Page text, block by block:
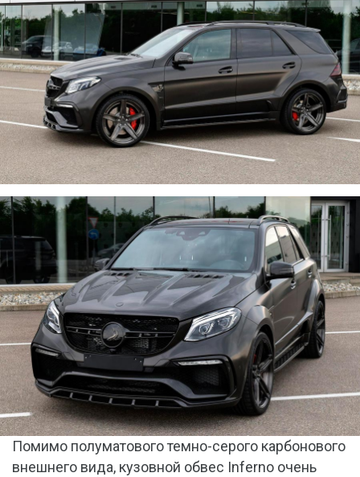
Помимо полуматового темно-серого карбонового
внешнего вида, кузовной обвес Inferno очень